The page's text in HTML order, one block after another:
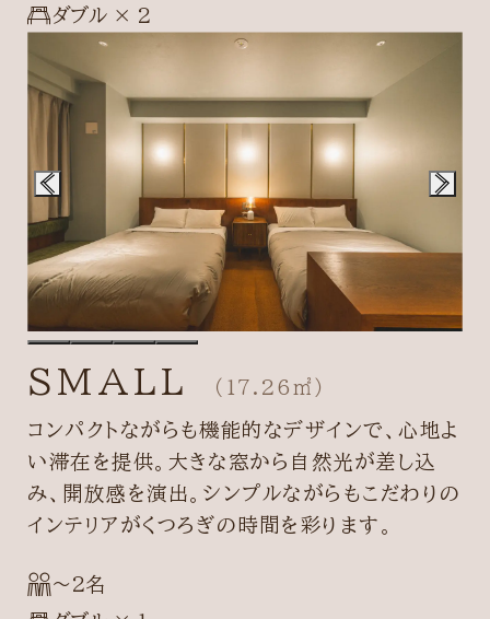
ダブル × 2
SMALL （17.26㎡）
コンパクトながらも機能的なデザインで、心地よ
い滞在を提供。大きな窓から自然光が差し込
み、開放感を演出。シンプルながらもこだわりの
インテリアがくつろぎの時間を彩ります。
〜2名